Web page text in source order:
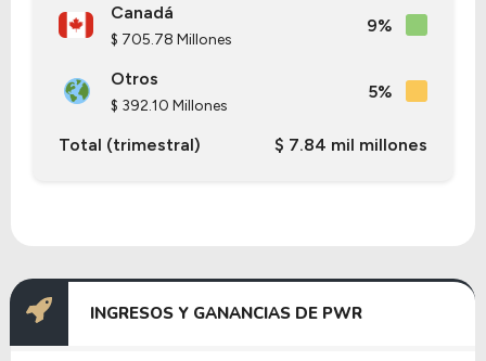
Canadá
$ 705.78 Millones
9%
Otros
$ 392.10 Millones
5%
Total (trimestral) $ 7.84 mil millones
INGRESOS Y GANANCIAS DE PWR